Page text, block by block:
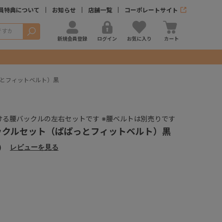
特典について お知らせ 店舗一覧 コーポレートサイト
検索
新規会員登録 ログイン お気に入り カート
フィットベルト）黒
腰バックルの左右セットです ※腰ベルトは別売りです
ルセット（ぱぱっとフィットベルト）黒
レビューを見る